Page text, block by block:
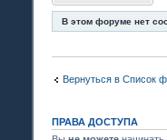
В этом форуме нет
Вернуться в Список
ПРАВА ДОСТУПА